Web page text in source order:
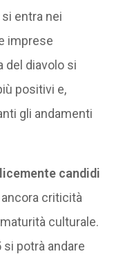
entra nei
imprese
del diavolo si
positivi e,
gli andamenti
candidi
criticità
culturale.
potrà andare